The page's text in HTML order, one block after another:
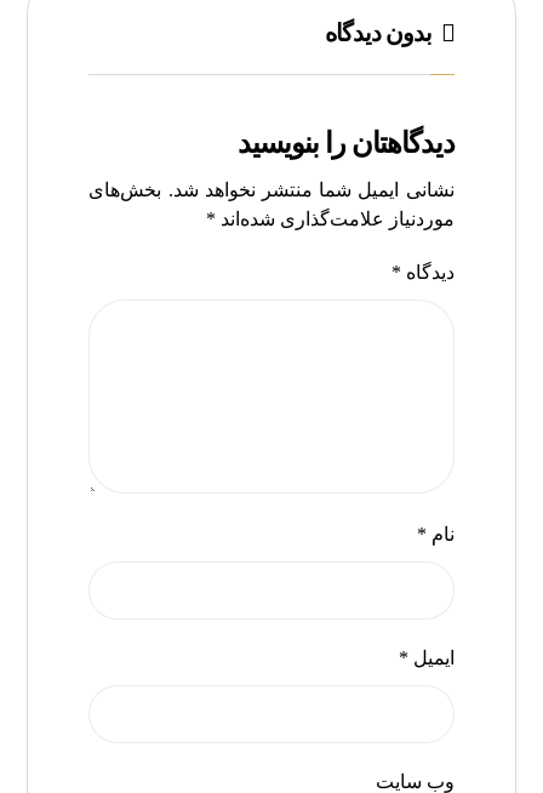
بدون دیدگاه
دیدگاهتان را بنویسید
نشانی ایمیل شما منتشر نخواهد شد. بخش‌های
موردنیاز علامت‌گذاری شده‌اند *
دیدگاه *
نام *
ایمیل *
وب‌ سایت